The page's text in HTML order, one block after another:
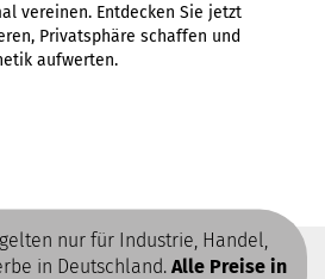
vereinen. Entdecken Sie jetzt
Privatsphäre schaffen und
aufwerten.
nur für Industrie, Handel,
in Deutschland. Alle Preise in